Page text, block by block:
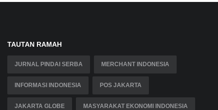
TAUTAN RAMAH
JURNAL PINDAI SERBA MERCHANT INDONESIA
INFORMASI INDONESIA POS JAKARTA
JAKARTA GLOBE MASYARAKAT EKONOMI INDONESIA